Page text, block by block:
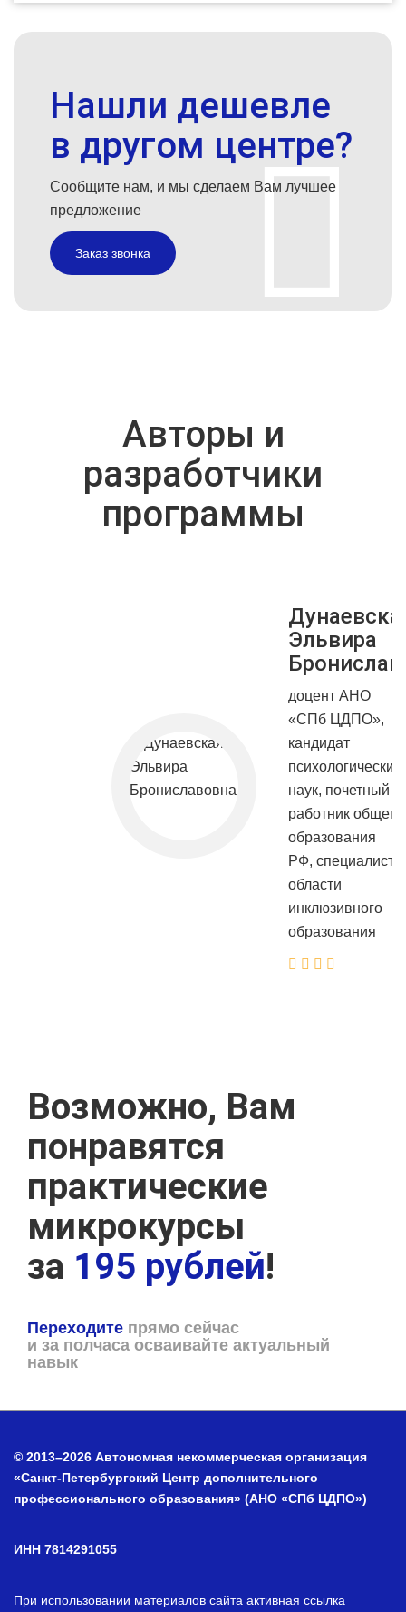
Нашли дешевле
в другом центре?
Сообщите нам, и мы сделаем Вам лучшее
предложение
Заказ звонка
Авторы и
разработчики
программы
Эльвира
доцент АНО
«СПб ЦДПО»,
кандидат
психологических
наук, почетный
работник общего
образования
РФ, специалист в
области
инклюзивного
образования
Возможно, Вам
понравятся
практические
микрокурсы
за 195 рублей!
Переходите прямо сейчас
и за полчаса осваивайте актуальный
навык
© 2013–2026 Автономная некоммерческая организация
«Санкт-Петербургский Центр дополнительного
профессионального образования» (АНО «СПб ЦДПО»)
ИНН 7814291055
При использовании материалов сайта активная ссылка